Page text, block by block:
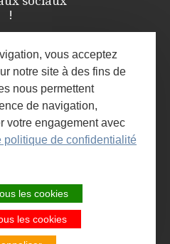
!
À LA NEWSLETTER
DES ANIMATIONS
COMMUNAUTÉ DE
LARZAC ET VALLÉES
vous acceptez
notre site à des fins de
nous permettent
de navigation,
votre engagement avec
politique de confidentialité
les cookies
les cookies